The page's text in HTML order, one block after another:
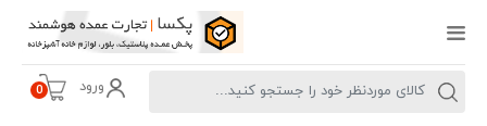
ورود 0